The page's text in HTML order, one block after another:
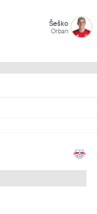
Šeško
Orban